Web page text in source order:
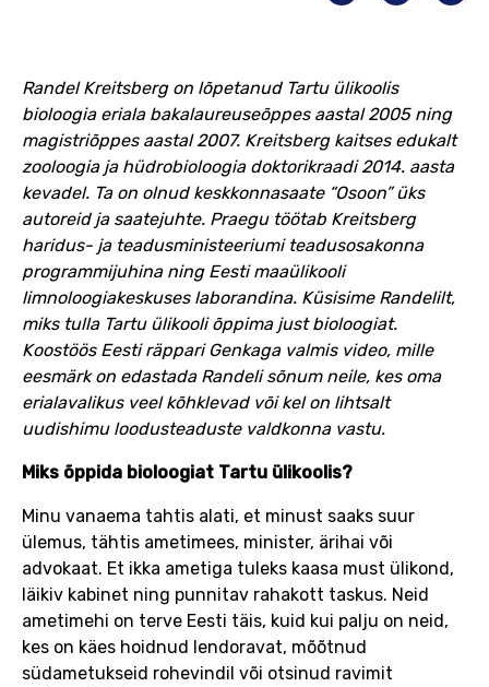
Randel Kreitsberg on lõpetanud Tartu ülikoolis
bioloogia eriala bakalaureuseõppes aastal 2005 ning
magistriõppes aastal 2007. Kreitsberg kaitses edukalt
zooloogia ja hüdrobioloogia doktorikraadi 2014. aasta
kevadel. Ta on olnud keskkonnasaate “Osoon” üks
autoreid ja saatejuhte. Praegu töötab Kreitsberg
haridus- ja teadusministeeriumi teadusosakonna
programmijuhina ning Eesti maaülikooli
limnoloogiakeskuses laborandina. Küsisime Randelilt,
miks tulla Tartu ülikooli õppima just bioloogiat.
Koostöös Eesti räppari Genkaga valmis video, mille
eesmärk on edastada Randeli sõnum neile, kes oma
erialavalikus veel kõhklevad või kel on lihtsalt
uudishimu loodusteaduste valdkonna vastu.
Miks õppida bioloogiat Tartu ülikoolis?
Minu vanaema tahtis alati, et minust saaks suur
ülemus, tähtis ametimees, minister, ärihai või
advokaat. Et ikka ametiga tuleks kaasa must ülikond,
läikiv kabinet ning punnitav rahakott taskus. Neid
ametimehi on terve Eesti täis, kuid kui palju on neid,
kes on käes hoidnud lendoravat, mõõtnud
südametukseid rohevindil või otsinud ravimit